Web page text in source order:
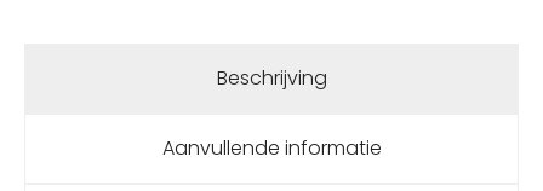
Beschrijving
Aanvullende informatie